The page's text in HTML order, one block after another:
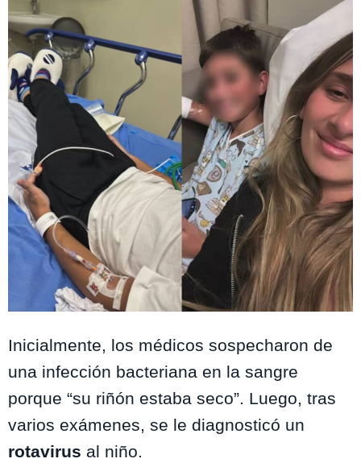
Inicialmente, los médicos sospecharon de
una infección bacteriana en la sangre
porque “su riñón estaba seco”. Luego, tras
varios exámenes, se le diagnosticó un
rotavirus al niño.